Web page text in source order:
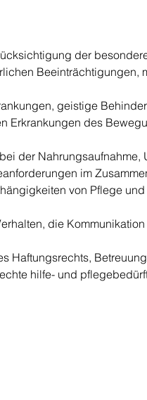
der
Beeinträchtigungen,
geistige
Erkrankungen des
der Nahrungsaufnahme,
im
von Pflege
die
Haftungsrechts,
hilfe- und